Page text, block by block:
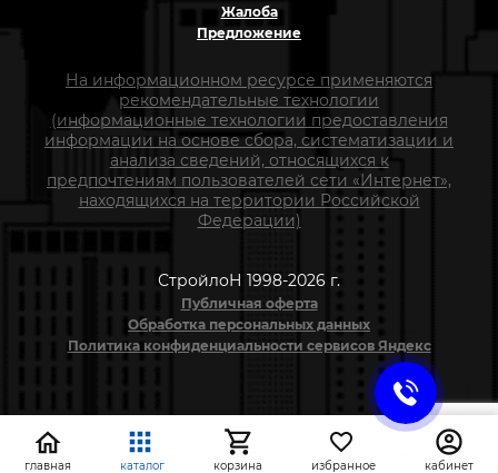
Жалоба
Предложение
На информационном ресурсе применяются
рекомендательные технологии
(информационные технологии предоставления
информации на основе сбора, систематизации и
анализа сведений, относящихся к
предпочтениям пользователей сети «Интернет»,
находящихся на территории Российской
Федерации)
СтройлоН 1998-2026 г.
Публичная оферта
Обработка персональных данных
Политика конфиденциальности сервисов Яндекс
главная каталог корзина избранное кабинет